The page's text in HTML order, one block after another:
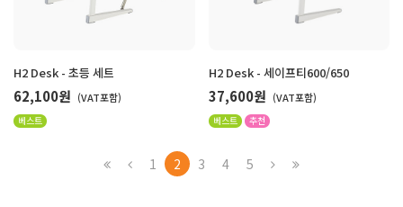
H2 Desk - 초등 세트
62,100원 (VAT포함)
베스트
H2 Desk - 세이프티600/650
37,600원 (VAT포함)
베스트 추천
1 2 3 4 5